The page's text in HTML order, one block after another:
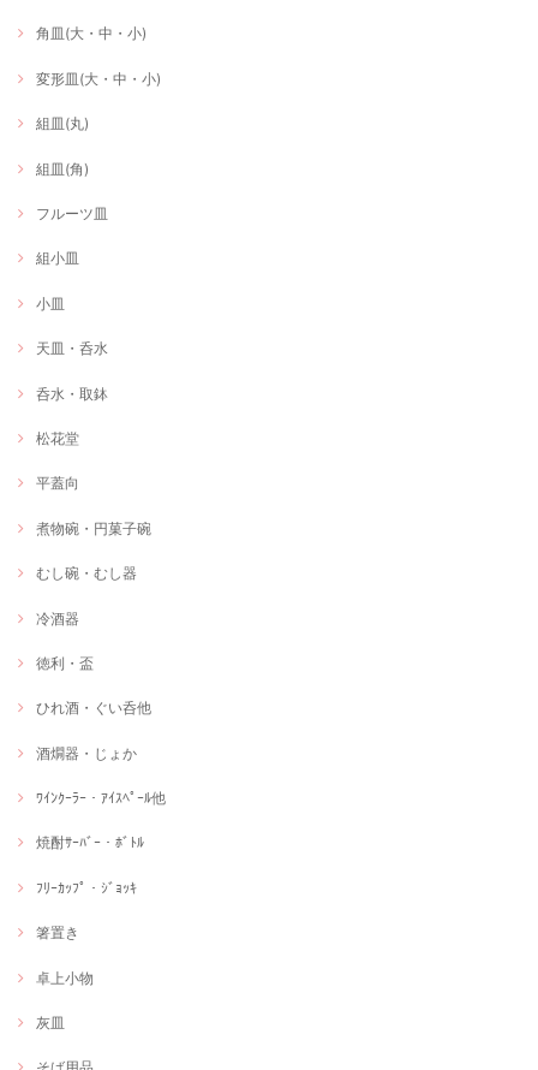
角皿(大・中・小)
変形皿(大・中・小)
組皿(丸)
組皿(角)
フルーツ皿
組小皿
小皿
天皿・呑水
呑水・取鉢
松花堂
平蓋向
煮物碗・円菓子碗
むし碗・むし器
冷酒器
徳利・盃
ひれ酒・ぐい呑他
酒燗器・じょか
ﾜｲﾝｸｰﾗｰ・ｱｲｽﾍﾟｰﾙ他
焼酎ｻｰﾊﾞｰ・ﾎﾞﾄﾙ
ﾌﾘｰｶｯﾌﾟ・ｼﾞｮｯｷ
箸置き
卓上小物
灰皿